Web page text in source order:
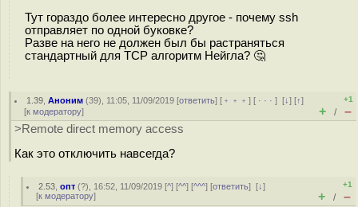
Тут гораздо более интересно другое - почему ssh
отправляет по одной буковке?
Разве на него не должен был бы растраняться
стандартный для TCP алгоритм Нейгла? 🤔
1.39 ,Аноним (39), 11:05, 11/09/2019 [ответить] [ ﹢﹢﹢] [ · · ·][↓] [↑]
[к модератору]
+1
+ / –
>Remote direct memory access
Как это отключить навсегда?
2.53 ,опт (?), 16:52, 11/09/2019 [^] [^^] [^^^] [ответить][↓]
[к модератору]
+1
+ / –